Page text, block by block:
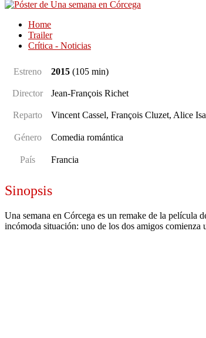
Home
Trailer
Crítica - Noticias
Estreno 2015 (105 min)
Director Jean-François Richet
Reparto Vincent Cassel, François Cluzet, Alice
Género Comedia romántica
País Francia
Sinopsis
Una semana en Córcega es un remake de la película
incómoda situación: uno de los dos amigos